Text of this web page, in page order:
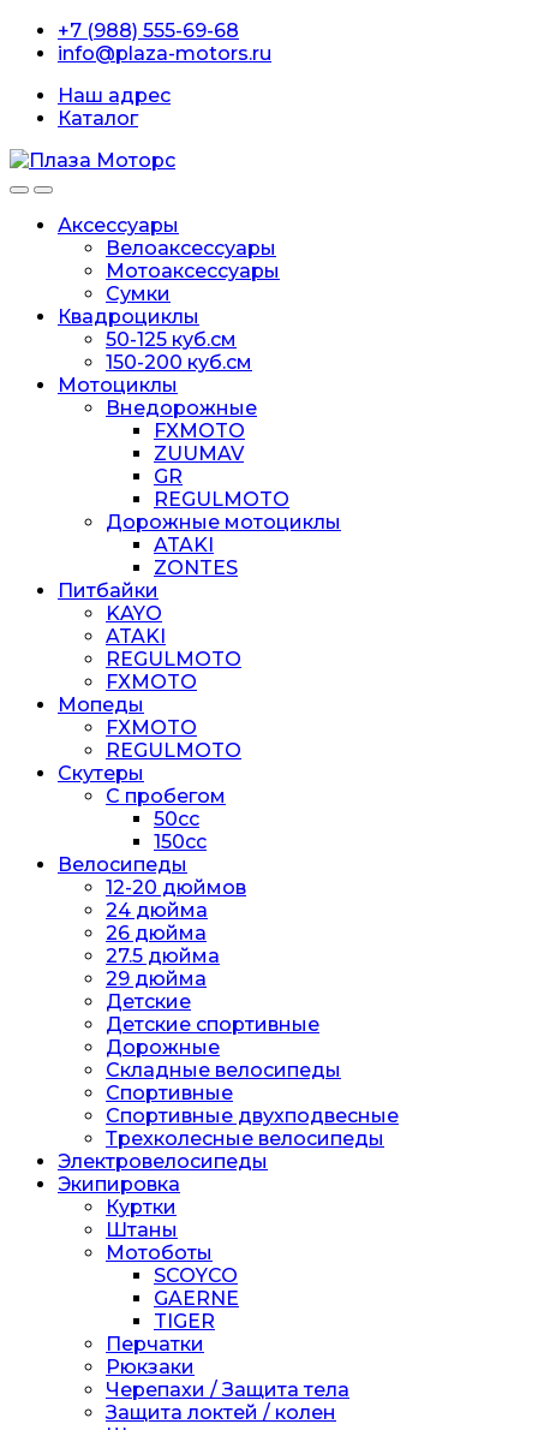
Перейти
перейти+7 (988) 555-69-68
info@plaza-motors.ru
Наш адрес
Каталог
Аксессуары
Велоаксессуары
Мотоаксессуары
Сумки
Квадроциклы
50-125 куб.см
150-200 куб.см
Мотоциклы
Внедорожные
FXMOTO
ZUUMAV
GR
REGULMOTO
Дорожные мотоциклы
ATAKI
ZONTES
Питбайки
KAYO
ATAKI
REGULMOTO
FXMOTO
Мопеды
FXMOTO
REGULMOTO
Скутеры
С пробегом
50cc
150cc
Велосипеды
12-20 дюймов
24 дюйма
26 дюйма
27.5 дюйма
29 дюйма
Детские
Детские спортивные
Дорожные
Складные велосипеды
Спортивные
Спортивные двухподвесные
Трехколесные велосипеды
Электровелосипеды
Экипировка
Куртки
Штаны
Мотоботы
SCOYCO
GAERNE
TIGER
Перчатки
Рюкзаки
Черепахи / Защита тела
Защита локтей / колен